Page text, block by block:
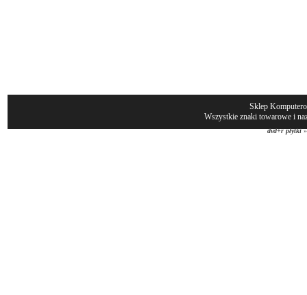
Sklep
Wszystkie znaki towarowe i
dvd+r płytki